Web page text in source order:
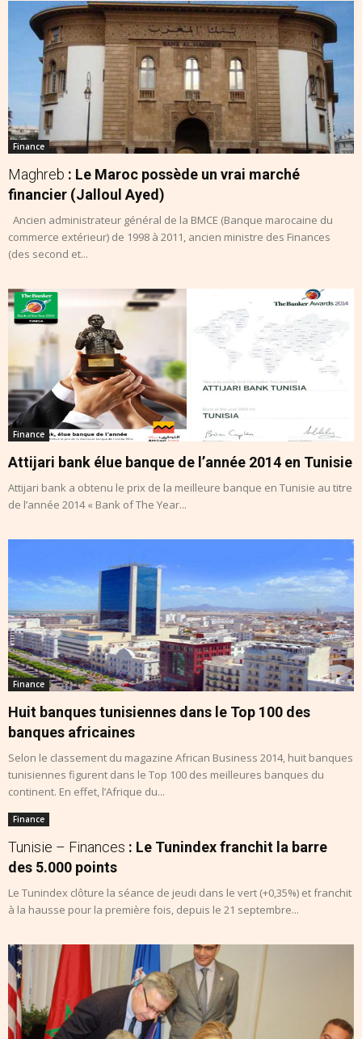
Finance
Maghreb : Le Maroc possède un vrai marché
financier (Jalloul Ayed)
Ancien administrateur général de la BMCE (Banque marocaine du
commerce extérieur) de 1998 à 2011, ancien ministre des Finances
(des second et...
Finance
Attijari bank élue banque de l’année 2014 en Tunisie
Attijari bank a obtenu le prix de la meilleure banque en Tunisie au titre
de l’année 2014 « Bank of The Year...
Finance
Huit banques tunisiennes dans le Top 100 des
banques africaines
Selon le classement du magazine African Business 2014, huit banques
tunisiennes figurent dans le Top 100 des meilleures banques du
continent. En effet, l’Afrique du...
Finance
Tunisie – Finances : Le Tunindex franchit la barre
des 5.000 points
Le Tunindex clôture la séance de jeudi dans le vert (+0,35%) et franchit
à la hausse pour la première fois, depuis le 21 septembre...